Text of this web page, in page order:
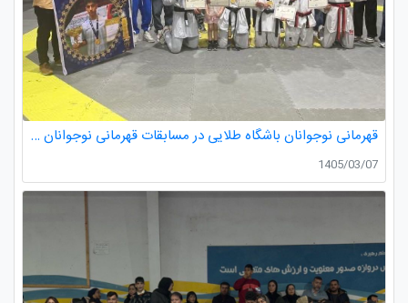
قهرمانی نوجوانان باشگاه طلایی در مسابقات قهرمانی نوجوانان تکواندو استان گیلان
1405/03/07